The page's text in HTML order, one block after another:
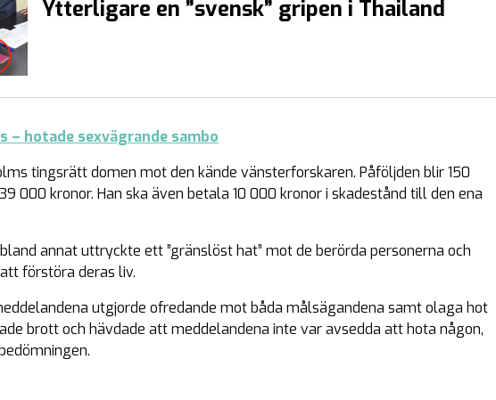
Ytterligare en ”svensk” gripen i Thailand
– hotade sexvägrande sambo
tingsrätt domen mot den kände vänsterforskaren. Påföljden blir 150
000 kronor. Han ska även betala 10 000 kronor i skadestånd till den ena
annat uttryckte ett ”gränslöst hat” mot de berörda personerna och
förstöra deras liv.
utgjorde ofredande mot båda målsägandena samt olaga hot
brott och hävdade att meddelandena inte var avsedda att hota någon,